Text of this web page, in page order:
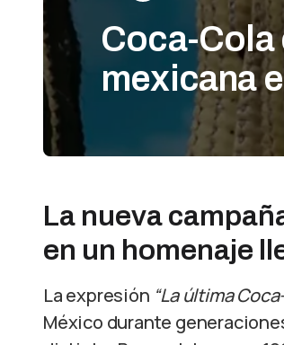
Coca-Cola
mexicana
La nueva
en un homenaje
La expresión “La última
México durante